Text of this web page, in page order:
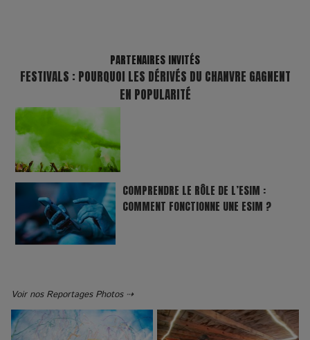
PARTENAIRES INVITÉS
FESTIVALS : POURQUOI LES DÉRIVÉS DU CHANVRE GAGNENT
EN POPULARITÉ
COMPRENDRE LE RÔLE DE L’ESIM :
COMMENT FONCTIONNE UNE ESIM ?
Voir nos Reportages Photos ⇢